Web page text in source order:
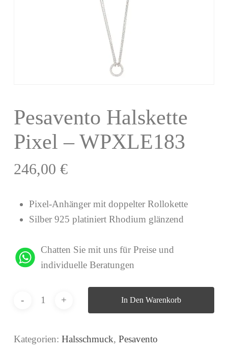
Pesavento Halskette
Pixel – WPXLE183
246,00 €
Pixel-Anhänger mit doppelter Rollokette
Silber 925 platiniert Rhodium glänzend
Chatten Sie mit uns für Preise und
individuelle Beratungen
In Den Warenkorb
Kategorien: Halsschmuck, Pesavento